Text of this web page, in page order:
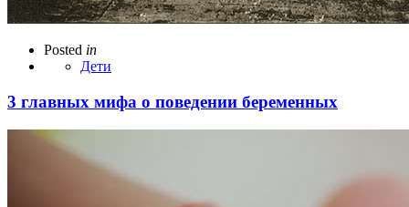
Posted in
Дети
3 главных мифа о поведении беременных